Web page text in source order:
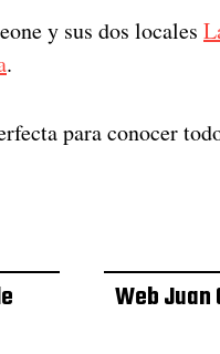
y sus dos locales
.
para conocer
Web Juan